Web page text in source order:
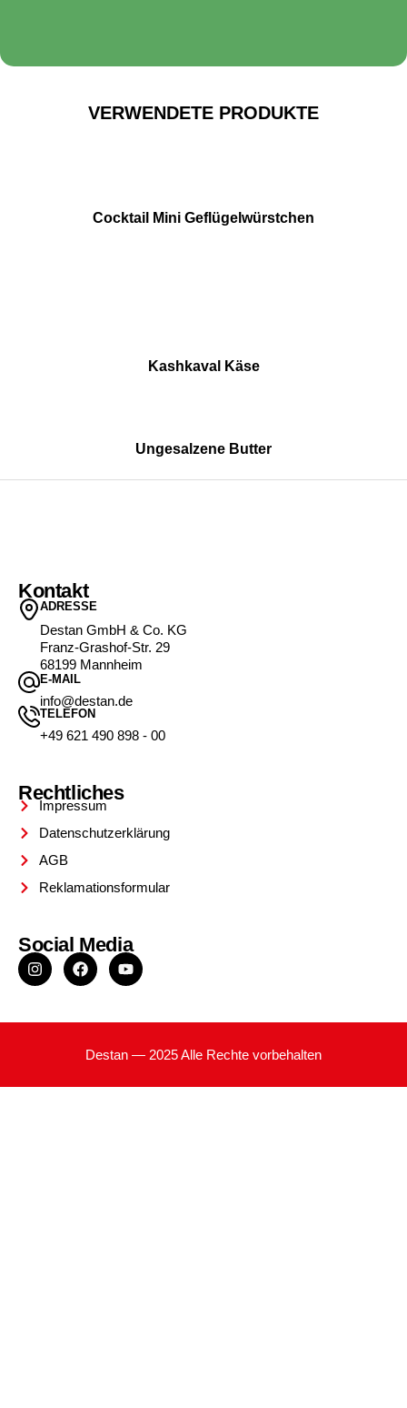
VERWENDETE PRODUKTE
Cocktail Mini Geflügelwürstchen
Kashkaval Käse
Ungesalzene Butter
Kontakt
ADRESSE
Destan GmbH & Co. KG
Franz-Grashof-Str. 29
68199 Mannheim
E-MAIL
info@destan.de
TELEFON
+49 621 490 898 - 00
Rechtliches
Impressum
Datenschutzerklärung
AGB
Reklamationsformular
Social Media
Destan — 2025 Alle Rechte vorbehalten